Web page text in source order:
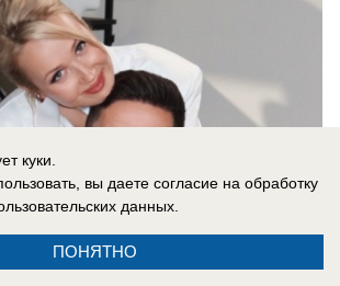
куки.
вы даете согласие на обработку
данных.
ПОНЯТНО